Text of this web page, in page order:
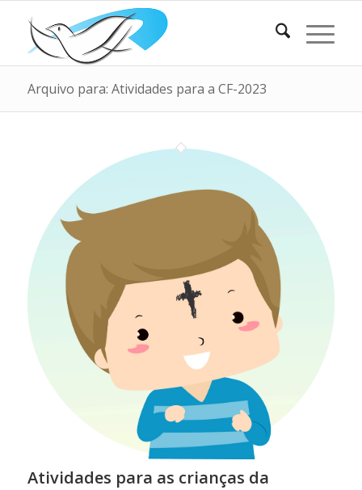
Arquivo para: Atividades para a CF-2023
Atividades para as crianças da